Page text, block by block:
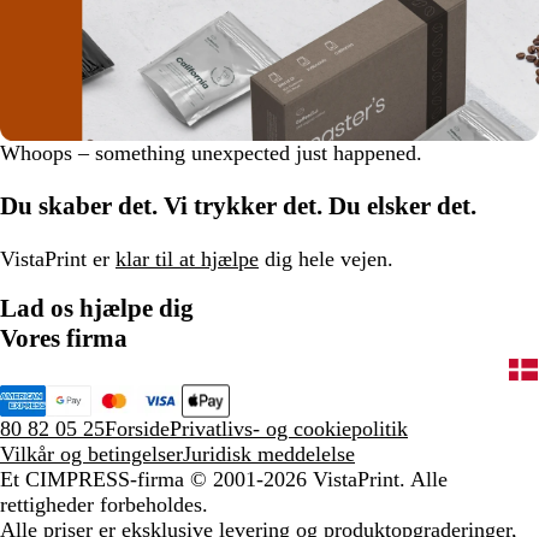
Whoops – something unexpected just happened.
s
Du skaber det. Vi trykker det. Du elsker det.
VistaPrint er klar til at hjælpe dig hele vejen.
Lad os hjælpe dig
Vores firma
80 82 05 25ForsidePrivatlivs- og cookiepolitik
Vilkår og betingelserJuridisk meddelelse
Et CIMPRESS-firma © 2001-2026 VistaPrint. Alle
rettigheder forbeholdes.
Alle priser er eksklusive levering og produktopgraderinger,